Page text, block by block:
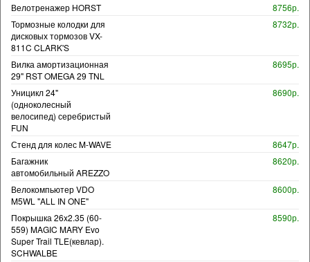
Велотренажер HORST
8756р.
Тормозные колодки для
дисковых тормозов VX-
811C CLARK'S
8732р.
Вилка амортизационная
29" RST OMEGA 29 TNL
8695р.
Уницикл 24"
(одноколесный
велосипед) серебристый
FUN
8690р.
Стенд для колес M-WAVE
8647р.
Багажник
автомобильный AREZZO
8620р.
Велокомпьютер VDO
M5WL "ALL IN ONE"
8600р.
Покрышка 26x2.35 (60-
559) MAGIC MARY Evo
Super Trail TLE(кевлар).
SCHWALBE
8590р.